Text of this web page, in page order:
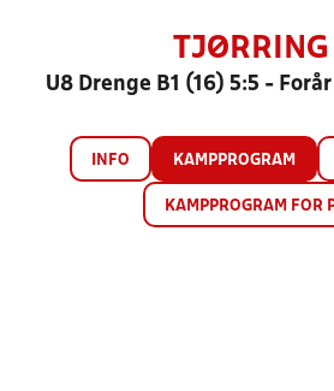
TJØRRING
U8 Drenge B1 (16) 5:5 -
INFO KAMPPROGRAM
KAMPPROGRAM FOR